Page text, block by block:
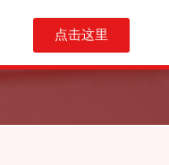
点击这里